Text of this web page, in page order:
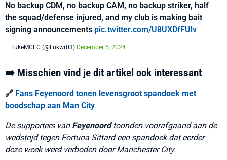
No backup CDM, no backup CAM, no backup striker, half
the squad/defense injured, and my club is making bait
signing announcements pic.twitter.com/U8UXDfFUlv
— LukeMCFC (@Lukwr03) December 5, 2024
➡️ Misschien vind je dit artikel ook interessant
🔗 Fans Feyenoord tonen levensgroot spandoek met
boodschap aan Man City
De supporters van Feyenoordtoonden voorafgaand aan de
wedstrijd tegen Fortuna Sittard een spandoek dat eerder
deze week werd verboden door Manchester City.